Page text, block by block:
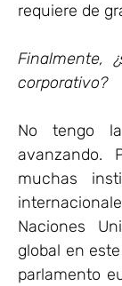
requiere de
Finalmente,
corporativo?
No tengo
avanzando.
muchas
Naciones
global en
parlamento